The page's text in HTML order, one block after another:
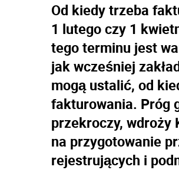
Od kiedy trzeba
1 lutego czy 1
tego terminu jest
jak wcześniej
mogą ustalić, od
fakturowania. Próg
przekroczy, wdroży
na przygotowanie
rejestrujących i